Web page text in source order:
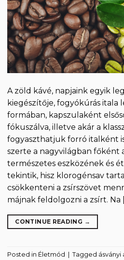
A zöld kávé, napjaink egyik
kiegészítője, fogyókúrás itala
formában, kapszulaként
fókuszálva, illetve akár a
fogyaszthatjuk forró italként
szerte a nagyvilágban főként
természetes eszközének és
tekintik, hisz klorogénsav
csökkenteni a zsírszövet
májnak feldolgozni a zsírt. Na
CONTINUE READING →
Posted in Életmód Tagged ásványi